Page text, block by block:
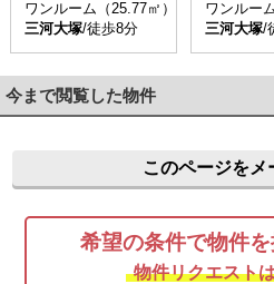
ワンルーム（25.77㎡）
三河大塚/徒歩8分
ワンルー
三河大塚/
今まで閲覧した物件
このページをメ
希望の条件で物件を
物件リクエスト